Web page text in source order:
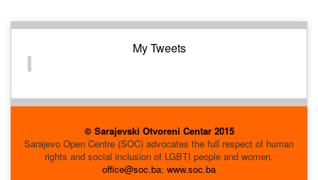
My Tweets
© Sarajevski Otvoreni Centar 2015
Sarajevo Open Centre (SOC) advocates the full respect of human
rights and social inclusion of LGBTI people and women.
office@soc.ba; www.soc.ba